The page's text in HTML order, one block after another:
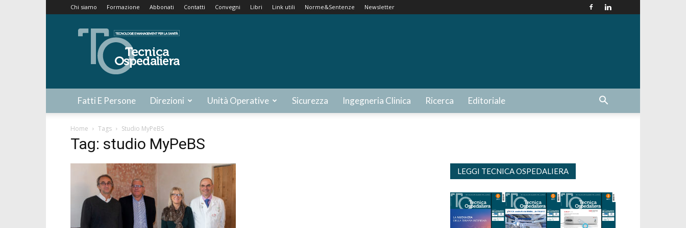
Chi siamo Formazione Abbonati Contatti Convegni Libri Link utili Norme&Sentenze Newsletter
Tecnica
Ospedaliera
Fatti E Persone Direzioni Unità Operative Sicurezza Ingegneria Clinica Ricerca Editoriale
Home Tags Studio MyPeBS
Tag: studio MyPeBS
LEGGI TECNICA OSPEDALIERA